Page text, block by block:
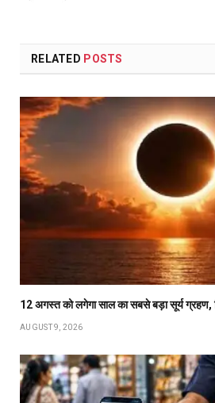
RELATED POSTS
12 अगस्त को लगेगा साल का सबसे बड़ा सूर्य ग्रहण,
AUGUST 9, 2026